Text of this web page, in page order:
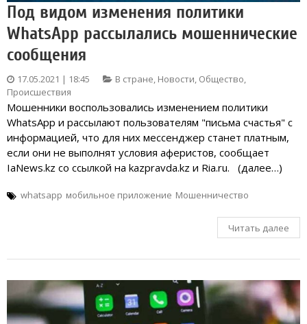
Под видом изменения политики
WhatsApp рассылались мошеннические
сообщения
17.05.2021 | 18:45 В стране, Новости, Общество,
Происшествия
Мошенники воспользовались изменением политики
WhatsApp и рассылают пользователям "письма счастья" с
информацией, что для них мессенджер станет платным,
если они не выполнят условия аферистов, сообщает
IaNews.kz со ссылкой на kazpravda.kz и Ria.ru. (далее…)
whatsapp мобильное приложение Мошенничество
Читать далее